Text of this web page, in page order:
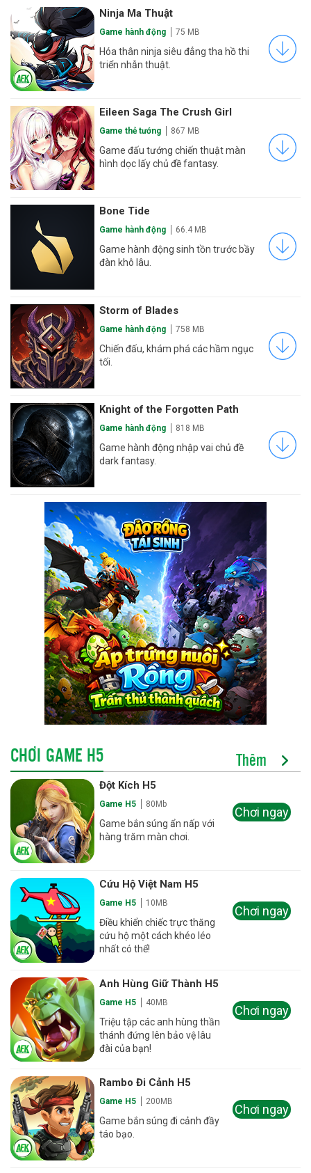
Ninja Ma Thuật
Game hành động 75 MB
Hóa thân ninja siêu đẳng tha hồ thi
triển nhẫn thuật.
Eileen Saga The Crush Girl
Game thẻ tướng 867 MB
Game đấu tướng chiến thuật màn
hình dọc lấy chủ đề fantasy.
Bone Tide
Game hành động 66.4 MB
Game hành động sinh tồn trước bầy
đàn khô lâu.
Storm of Blades
Game hành động 758 MB
Chiến đấu, khám phá các hầm ngục
tối.
Knight of the Forgotten Path
Game hành động 818 MB
Game hành động nhập vai chủ đề
dark fantasy.
CHƠI GAME H5 Thêm
Đột Kích H5
Game H5 80Mb
Game bắn súng ẩn nấp với
hàng trăm màn chơi.
Chơi ngay
Cứu Hộ Việt Nam H5
Game H5 10MB
Điều khiển chiếc trực thăng
cứu hộ một cách khéo léo
nhất có thể!
Chơi ngay
Anh Hùng Giữ Thành H5
Game H5 40MB
Triệu tập các anh hùng thần
thánh đứng lên bảo vệ lâu
đài của bạn!
Chơi ngay
Rambo Đi Cảnh H5
Game H5 200MB
Game bắn súng đi cảnh đầy
táo bạo.
Chơi ngay